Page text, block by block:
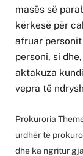
masës së
kërkesë për
afruar
personi, si
aktakuza
vepra të
Prokuroria
urdhër të
dhe ka ngritur